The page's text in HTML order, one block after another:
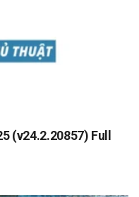
(v24.2.20857) Full